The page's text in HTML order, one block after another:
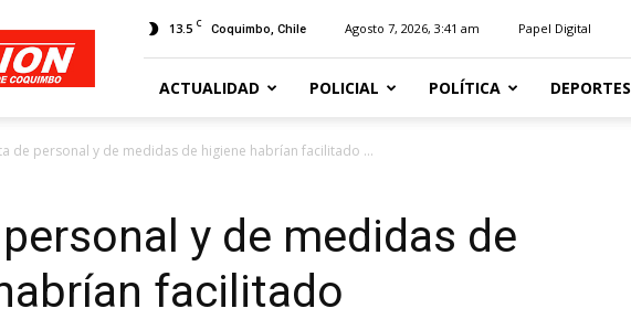
13.5 C Coquimbo, Chile Agosto 7, 2026, 3:41 am Papel Digital
ACTUALIDAD POLICIAL POLÍTICA DEPORTES
de personal y de medidas de higiene habrían facilitado ...
y de medidas de
facilitado